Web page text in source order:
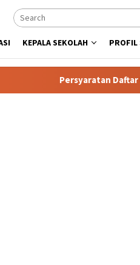
KEPALA SEKOLAH PROFIL
Persyaratan Daftar Ulang. Calon